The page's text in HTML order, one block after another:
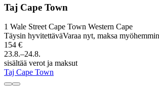
Taj Cape Town
1 Wale Street Cape Town Western Cape
Täysin hyvitettäväVaraa nyt, maksa myöhemmin
154 €
23.8.–24.8.
sisältää verot ja maksut
Taj Cape Town